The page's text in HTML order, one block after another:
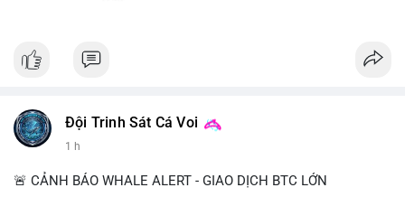
Đội Trinh Sát Cá Voi
1 h
🚨 CẢNH BÁO WHALE ALERT - GIAO DỊCH BTC LỚN